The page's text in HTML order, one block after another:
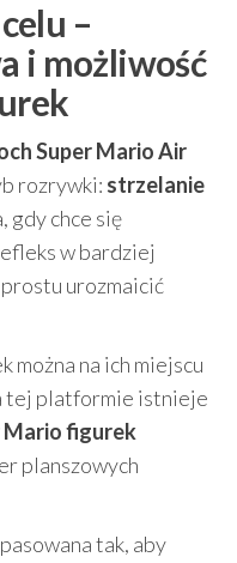
–
i możliwość
Super Mario Air
rozrywki: strzelanie
gdy chce się
w bardziej
urozmaicić
można na ich miejscu
tej platformie istnieje
Mario figurek
planszowych
tak, aby